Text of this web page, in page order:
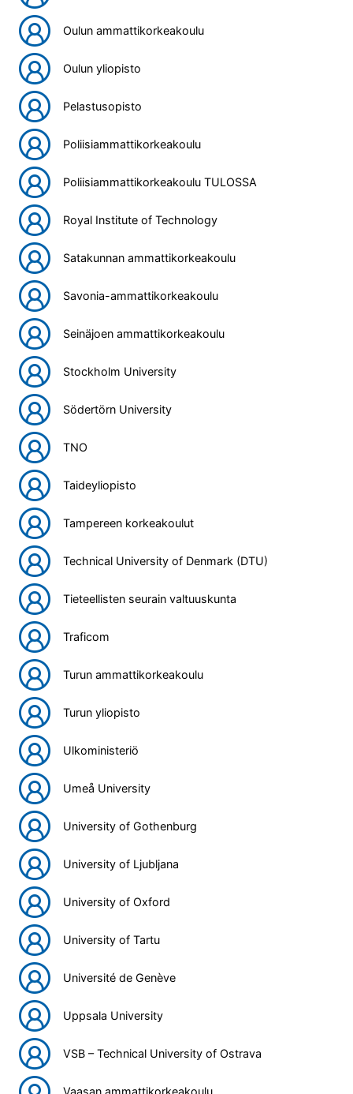
Oulun ammattikorkeakoulu
Oulun yliopisto
Pelastusopisto
Poliisiammattikorkeakoulu
Poliisiammattikorkeakoulu TULOSSA
Royal Institute of Technology
Satakunnan ammattikorkeakoulu
Savonia-ammattikorkeakoulu
Seinäjoen ammattikorkeakoulu
Stockholm University
Södertörn University
TNO
Taideyliopisto
Tampereen korkeakoulut
Technical University of Denmark (DTU)
Tieteellisten seurain valtuuskunta
Traficom
Turun ammattikorkeakoulu
Turun yliopisto
Ulkoministeriö
Umeå University
University of Gothenburg
University of Ljubljana
University of Oxford
University of Tartu
Université de Genève
Uppsala University
VSB – Technical University of Ostrava
Vaasan ammattikorkeakoulu